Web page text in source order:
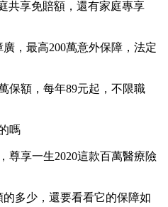
共享免賠額，還有家庭專享
，最高200萬意外保障，法定
保額，每年89元起，不限職
嗎
尊享一生2020這款百萬醫療險
多少，還要看看它的保障如